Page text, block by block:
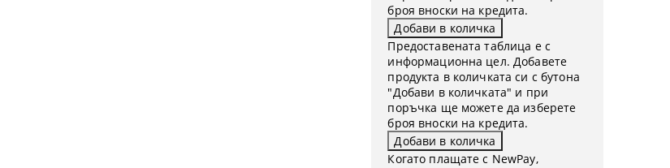
броя вноски на кредита.
Предоставената таблица е с
информационна цел. Добавете
продукта в количката си с бутона
"Добави в количката" и при
поръчка ще можете да изберете
броя вноски на кредита.
Когато плащате с NewPay,